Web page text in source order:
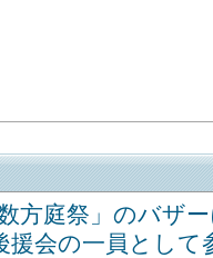
方庭祭」のバザ
援会の一員として